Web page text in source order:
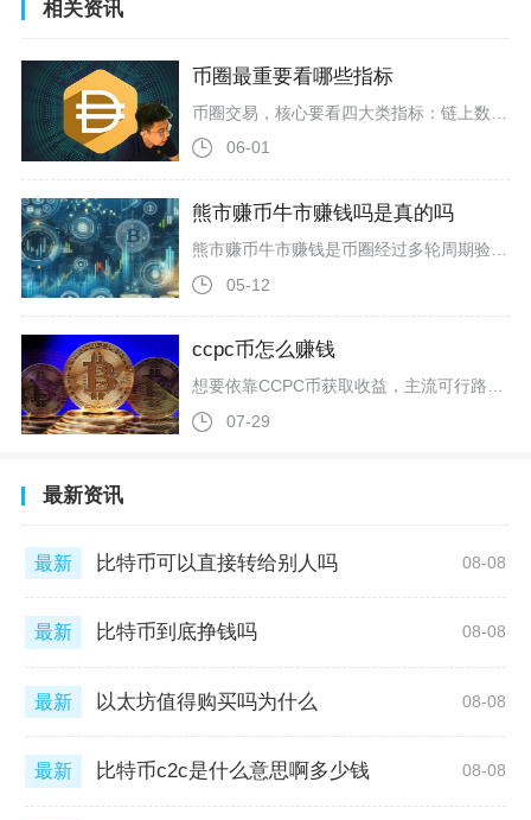
相关资讯
币圈最重要看哪些指标
06-01
熊市赚币牛市赚钱吗是真的吗
05-12
ccpc币怎么赚钱
想要依靠CCPC币获取收益，主流可行路径分为二级市场波段交易、链上流动性挖矿、生态质押持币分红以及早期筹码场外套利四类，所有收益方式都无法脱离币种流动性与行情波动，不存在保本收益方案，参与者需要提前做好风险管控。二级市场低买高卖是普通投资者参与CCPC币最直接的盈利方式，该代币主要上线去中心化交易所交易，主流中心化平台挂牌较少，交易深度有限，盘中价格容易出现快速涨跌。实操过程中优先观察24小时成交额变化，当交易量持续放大、买盘订单持续增加时，可以分批建立底仓，同时严格设置止损
07-29
最新资讯
最新 比特币可以直接转给别人吗 08-08
最新 比特币到底挣钱吗 08-08
最新 以太坊值得购买吗为什么 08-08
最新 比特币c2c是什么意思啊多少钱 08-08